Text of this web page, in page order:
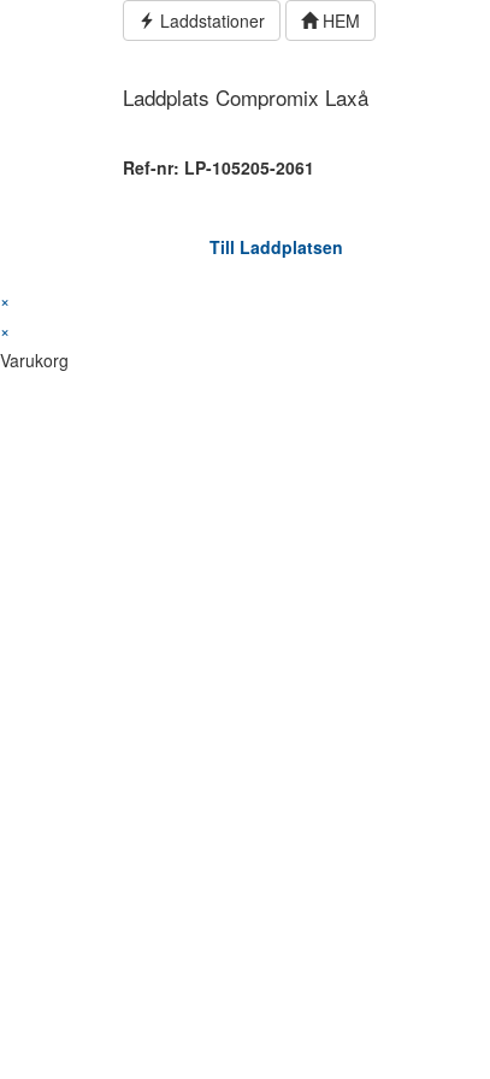
Laddstationer HEM
Laddplats Compromix Laxå
Ref-nr: LP-105205-2061
Till Laddplatsen
×
×
Varukorg